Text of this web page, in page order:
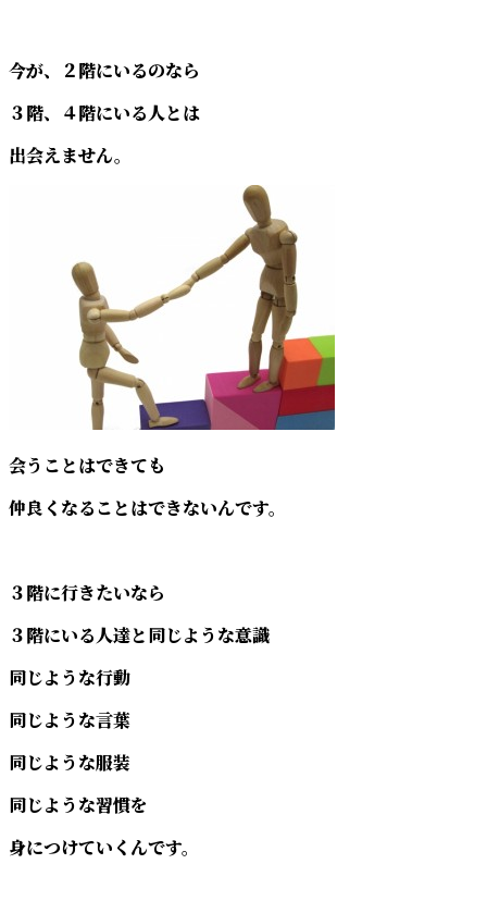
今が、２階にいるのなら
３階、４階にいる人とは
出会えません。
会うことはできても
仲良くなることはできないんです。
３階に行きたいなら
３階にいる人達と同じような意識
同じような行動
同じような言葉
同じような服装
同じような習慣を
身につけていくんです。